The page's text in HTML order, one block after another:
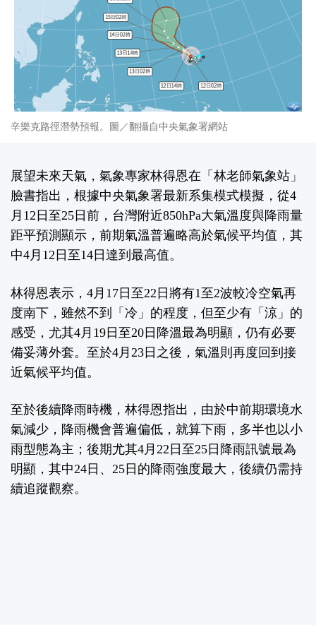
辛樂克路徑潛勢預報。圖／翻攝自中央氣象署網站
展望未來天氣，氣象專家林得恩在「林老師氣象站」
臉書指出，根據中央氣象署最新系集模式模擬，從4
月12日至25日前，台灣附近850hPa大氣溫度與降雨量
距平預測顯示，前期氣溫普遍略高於氣候平均值，其
中4月12日至14日達到最高值。
林得恩表示，4月17日至22日將有1至2波較冷空氣再
度南下，雖然不到「冷」的程度，但至少有「涼」的
感受，尤其4月19日至20日降溫最為明顯，仍有必要
備妥薄外套。至於4月23日之後，氣溫則再度回到接
近氣候平均值。
至於後續降雨時機，林得恩指出，由於中前期環境水
氣減少，降雨機會普遍偏低，就算下雨，多半也以小
雨型態為主；後期尤其4月22日至25日降雨訊號最為
明顯，其中24日、25日的降雨強度最大，後續仍需持
續追蹤觀察。